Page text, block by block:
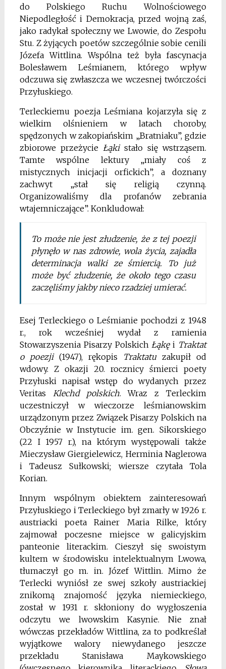
do Polskiego Ruchu Wolnościowego
Niepodległość i Demokracja, przed wojną zaś,
jako radykał społeczny we Lwowie, do Zespołu
Stu. Z żyjących poetów szczególnie sobie cenili
Józefa Wittlina. Wspólna też była fascynacja
Bolesławem Leśmianem, którego wpływ
odczuwa się zwłaszcza we wczesnej twórczości
Przyłuskiego.
Terleckiemu poezja Leśmiana kojarzyła się z
wielkim olśnieniem w latach choroby,
spędzonych w zakopiańskim „Bratniaku”, gdzie
zbiorowe przeżycie Łąkistało się wstrząsem.
Tamte wspólne lektury „miały coś z
mistycznych inicjacji orfickich”, a doznany
zachwyt „stał się religią czynną.
Organizowaliśmy dla profanów zebrania
wtajemniczające”. Konkludował:
To może nie jest złudzenie, że z tej poezji
płynęło w nas zdrowie, wola życia, zajadła
determinacja walki ze śmiercią. To już
może być złudzenie, że około tego czasu
zaczęliśmy jakby nieco rzadziej umierać.
Esej Terleckiego o Leśmianie pochodzi z 1948
r., rok wcześniej wydał z ramienia
Stowarzyszenia Pisarzy Polskich Łąkęi Traktat
o poezji(1947), rękopis Traktatu zakupił od
wdowy. Z okazji 20. rocznicy śmierci poety
Przyłuski napisał wstęp do wydanych przez
Veritas
Klechd polskich. Wraz z Terleckim
uczestniczył w wieczorze leśmianowskim
urządzonym przez Związek Pisarzy Polskich na
Obczyźnie w Instytucie im. gen. Sikorskiego
(22 I 1957 r.), na którym występowali także
Mieczysław Giergielewicz, Herminia Naglerowa
i Tadeusz Sułkowski; wiersze czytała Tola
Korian.
Innym wspólnym obiektem zainteresowań
Przyłuskiego i Terleckiego był zmarły w 1926 r.
austriacki poeta Rainer Maria Rilke, który
zajmował poczesne miejsce w galicyjskim
panteonie literackim. Cieszył się swoistym
kultem w środowisku intelektualnym Lwowa,
tłumaczył go m. in. Józef Wittlin. Mimo że
Terlecki wyniósł ze swej szkoły austriackiej
znikomą znajomość języka niemieckiego,
został w 1931 r. skłoniony do wygłoszenia
odczytu we lwowskim Kasynie. Nie znał
wówczas przekładów Wittlina, za to podkreślał
wyjątkowe walory niewydanego jeszcze
przekładu Stanisława Maykowskiego